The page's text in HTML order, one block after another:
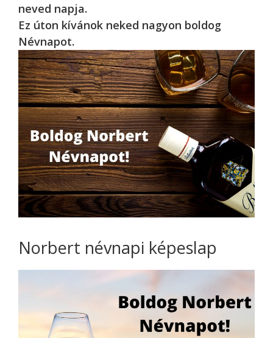
neved napja.
Ez úton kívánok neked nagyon boldog
Névnapot.
Norbert névnapi képeslap